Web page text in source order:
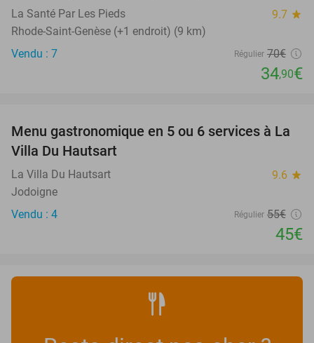
TODAY
La Santé Par Les Pieds 9.7 star
Rhode-Saint-Genèse (+1 endroit) (9 km)
Vendu : 7
Régulier 70€
34,90€
18%
NEW
TODAY
Menu gastronomique en 5 ou 6 services à La
Villa Du Hautsart
La Villa Du Hautsart 9.6 star
Jodoigne
Vendu : 4
Régulier 55€
45€